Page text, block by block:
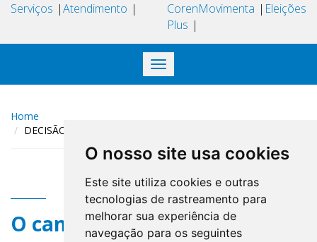
O nosso site usa cookies
Este site utiliza cookies e outras
tecnologias de rastreamento para
melhorar sua experiência de
navegação para os seguintes
Serviços Atendimento
Coren
Plus
Movimenta Eleições
Toggle
navigation
Home
DECISÃO COREN-DF N° 144 DE 04 DE JULHO DE 2024
O campo title não existe.